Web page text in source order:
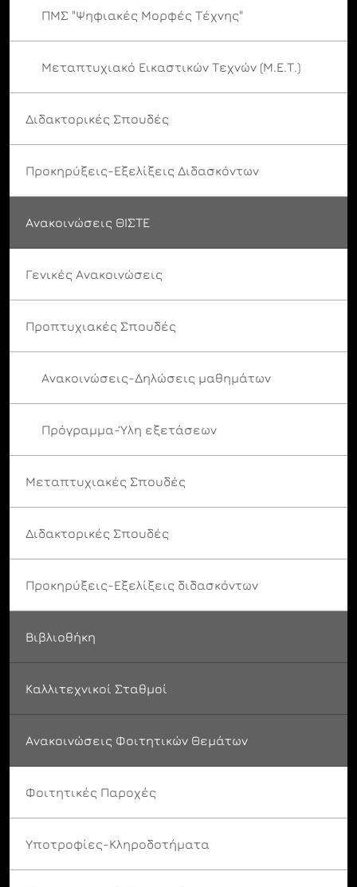
ΠΜΣ "Ψηφιακές Μορφές Τέχνης"
Μεταπτυχιακό Εικαστικών Τεχνών (Μ.Ε.Τ.)
Διδακτορικές Σπουδές
Προκηρύξεις-Εξελίξεις Διδασκόντων
Ανακοινώσεις ΘΙΣΤΕ
Γενικές Ανακοινώσεις
Προπτυχιακές Σπουδές
Ανακοινώσεις-Δηλώσεις μαθημάτων
Πρόγραμμα-Ύλη εξετάσεων
Μεταπτυχιακές Σπουδές
Διδακτορικές Σπουδές
Προκηρύξεις-Εξελίξεις διδασκόντων
Βιβλιοθήκη
Καλλιτεχνικοί Σταθμοί
Ανακοινώσεις Φοιτητικών Θεμάτων
Φοιτητικές Παροχές
Υποτροφίες-Κληροδοτήματα